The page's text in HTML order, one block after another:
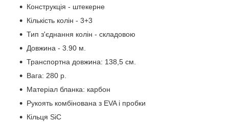
Конструкція - штекерне
Кількість колін - 3+3
Тип з'єднання колін - складовою
Довжина - 3.90 м.
Транспортна довжина: 138,5 см.
Вага: 280 р.
Матеріал бланка: карбон
Рукоять комбінована з EVA і пробки
Кільця SiC